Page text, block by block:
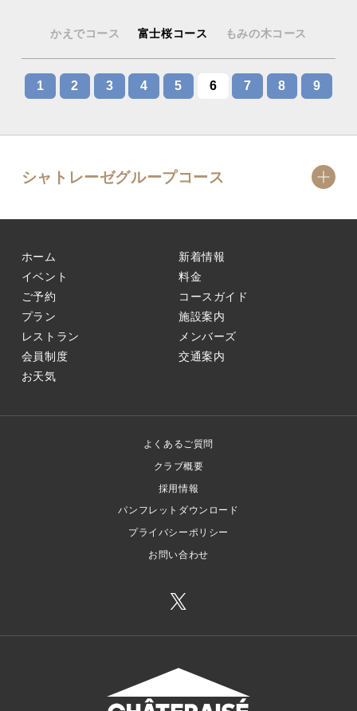
かえでコース 富士桜コース もみの木コース
1 2 3 4 5 6 7 8 9
シャトレーゼグループコース
ホーム
新着情報
イベント
料金
ご予約
コースガイド
プラン
施設案内
レストラン
メンバーズ
会員制度
交通案内
お天気
よくあるご質問
クラブ概要
採用情報
パンフレットダウンロード
プライバシーポリシー
お問い合わせ